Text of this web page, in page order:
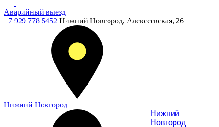
Аварийный выезд
+7 929 778 5452 Нижний Новгород, Алексеевская, 26
Нижний Новгород
Нижний
Новгород